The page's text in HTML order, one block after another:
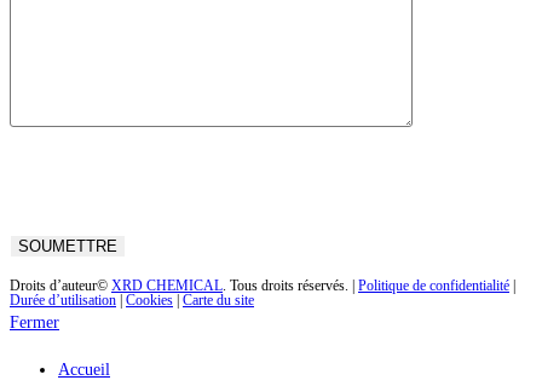
Droits d’auteur© XRD CHEMICAL. Tous droits réservés. | Politique de confidentialité
Durée d’utilisation Cookies Carte du site
Fermer
Accueil